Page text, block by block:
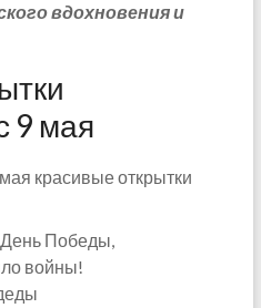
вдохновения и
9 мая
Победы,
войны!